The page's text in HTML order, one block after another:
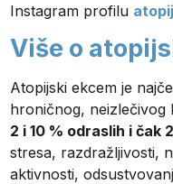
Instagram profilu
Više o
Atopijski ekcem je
hroničnog, neizlečivog
2 i 10 % odraslih i čak
stresa, razdražljivosti,
aktivnosti,